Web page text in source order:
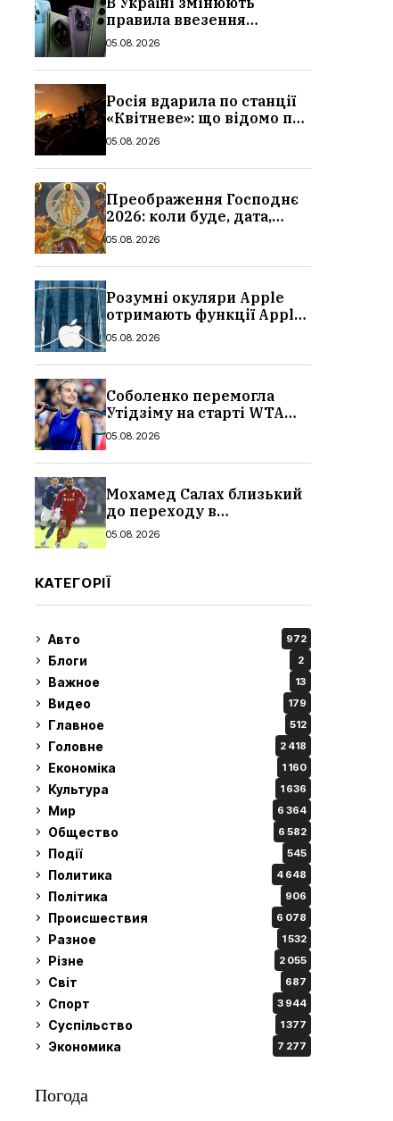
правила ввезення
смартфонів: що буде з
контроль IMEI
05.08.2026
Росія вдарила по станції
«Квітневе»: що відомо про
жертв на Київщині,
05.08.2026
Преображення Господнє
2026: коли буде, дата,
традиції та заборони, що
05.08.2026
Розумні окуляри Apple
отримають функції Apple
Watch: що відомо,
дата виходу
05.08.2026
Соболенко перемогла
Утідзіму на старті WTA
1000 у Торонто: результат
05.08.2026
Мохамед Салах близький
до переходу в
«Трабзонспор»: зарплата,
05.08.2026
КАТЕГОРІЇ
Авто 972
Блоги 2
Важное 13
Видео 179
Главное 512
Головне 2 418
Економіка 1 160
Культура 1 636
Мир 6 364
Общество 6 582
Події 545
Политика 4 648
Політика 906
Происшествия 6 078
Разное 1 532
Різне 2 055
Світ 687
Спорт 3 944
Суспільство 1 377
Экономика 7 277
Погода